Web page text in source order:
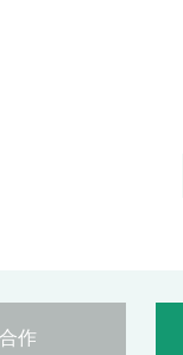
作